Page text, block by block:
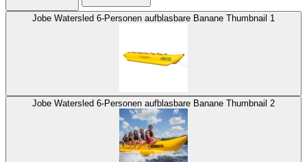
Jobe Watersled 6-Personen aufblasbare Banane Thumbnail 1
Jobe Watersled 6-Personen aufblasbare Banane Thumbnail 2